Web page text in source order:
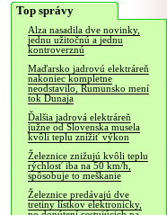
Top správy
Alza nasadila dve novinky,
jednu užitočnú a jednu
kontroverznú
Maďarsko jadrovú elektráreň
nakoniec kompletne
neodstavilo, Rumunsko mení
tok Dunaja
Ďalšia jadrová elektráreň
južne od Slovenska musela
kvôli teplu znížiť výkon
Železnice znižujú kvôli teplu
rýchlosť iba na 50 km/h,
spôsobuje to meškanie
Železnice predávajú dve
tretiny lístkov elektronicky,